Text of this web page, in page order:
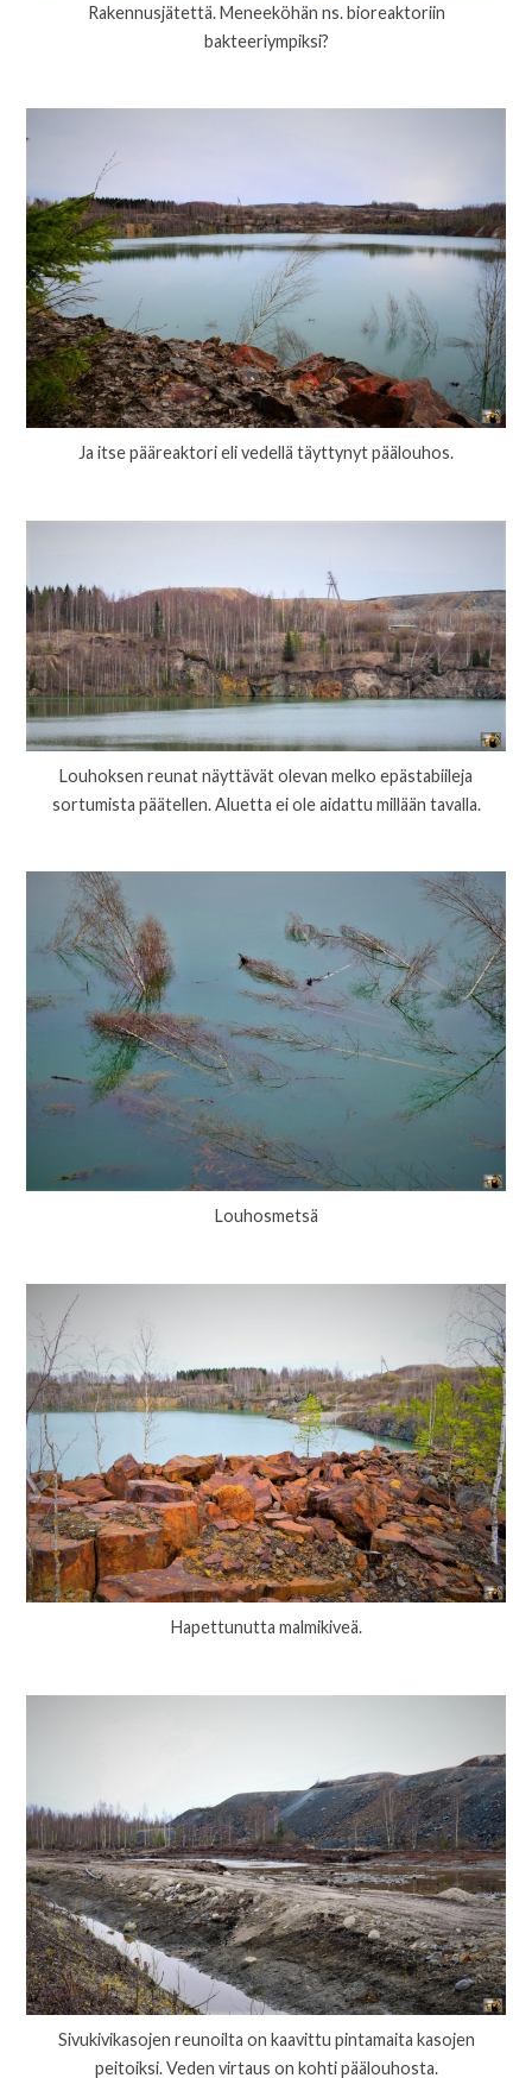
Rakennusjätettä. Meneeköhän ns. bioreaktoriin
bakteeriympiksi?
Ja itse pääreaktori eli vedellä täyttynyt päälouhos.
Louhoksen reunat näyttävät olevan melko epästabiileja
sortumista päätellen. Aluetta ei ole aidattu millään tavalla.
Louhosmetsä
Hapettunutta malmikiveä.
Sivukivikasojen reunoilta on kaavittu pintamaita kasojen
peitoiksi. Veden virtaus on kohti päälouhosta.